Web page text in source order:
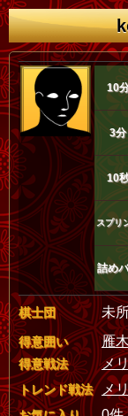
10
3分
10
スプリ
詰め
棋士団 未
得意囲い 雁
得意戦法 メ
トレンド戦法 メ